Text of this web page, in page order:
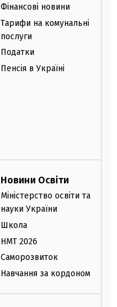
Фінансові новини
Тарифи на комунальні
послуги
Податки
Пенсія в Україні
Новини Освіти
Міністерство освіти та
науки України
Школа
НМТ 2026
Саморозвиток
Навчання за кордоном